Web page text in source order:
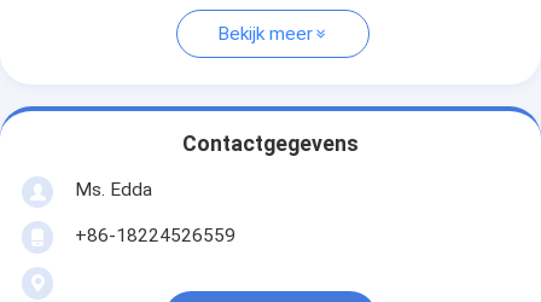
Bekijk meer
Contactgegevens
Ms. Edda
+86-18224526559